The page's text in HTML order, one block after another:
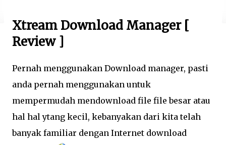
Xtream Download Manager [
Review ]
Pernah menggunakan Download manager, pasti
anda pernah menggunakan untuk
mempermudah mendownload file file besar atau
hal hal ytang kecil, kebanyakan dari kita telah
banyak familiar dengan Internet download